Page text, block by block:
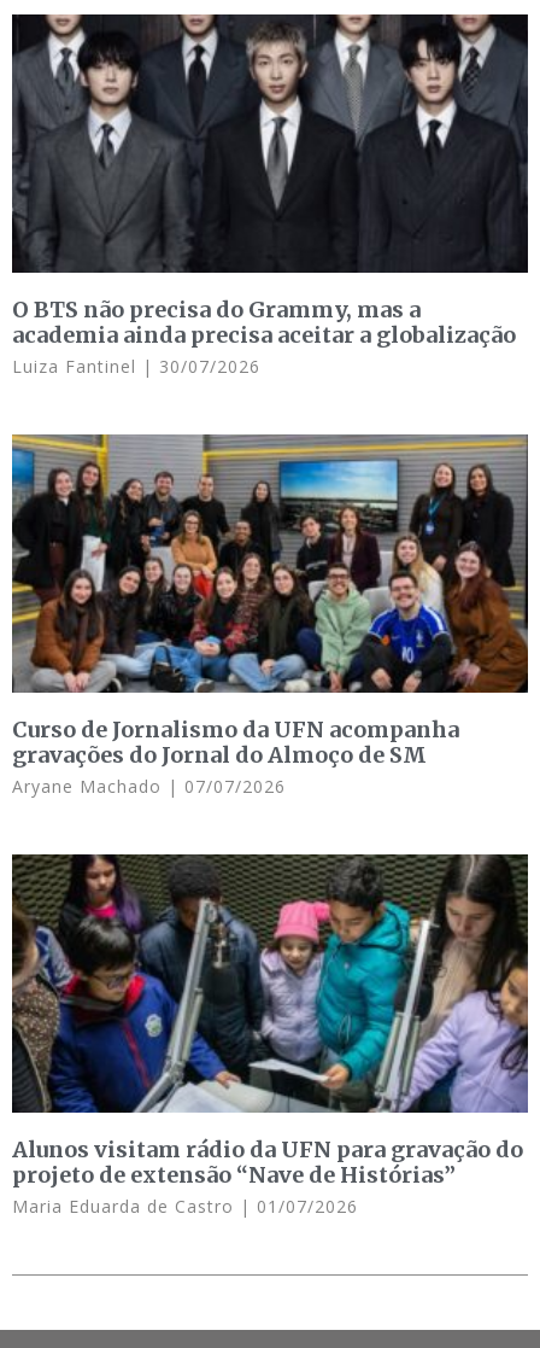
O BTS não precisa do Grammy, mas a
academia ainda precisa aceitar a globalização
Luiza Fantinel 30/07/2026
Curso de Jornalismo da UFN acompanha
gravações do Jornal do Almoço de SM
Aryane Machado 07/07/2026
Alunos visitam rádio da UFN para gravação do
projeto de extensão “Nave de Histórias”
Maria Eduarda de Castro 01/07/2026